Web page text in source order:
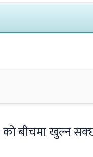
को बीचमा खुल्न